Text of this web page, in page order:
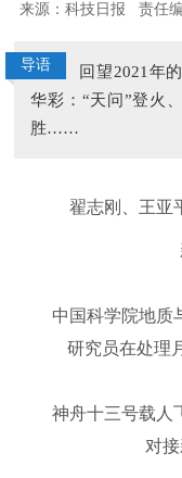
来源：科技日报 责任
导语
回望2021年
华彩：“天问”登火
胜……
翟志刚、王亚平
新
中国科学院地质与
研究员在处理
神舟十三号载人飞
对